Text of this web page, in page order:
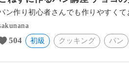
ン作り初心者さんでも作りやすく
504 初級 クッキング パン